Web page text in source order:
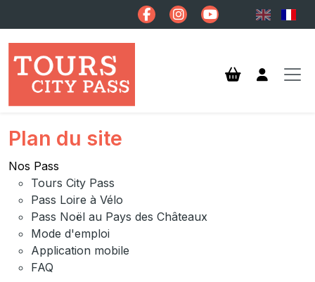
Aller au contenu principal
Plan du site
Nos Pass
Tours City Pass
Pass Loire à Vélo
Pass Noël au Pays des Châteaux
Mode d'emploi
Application mobile
FAQ